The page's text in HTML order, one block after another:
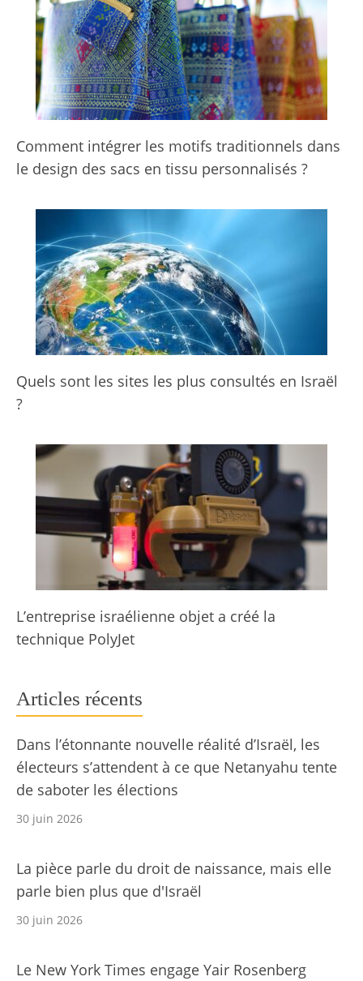
Comment intégrer les motifs traditionnels dans
le design des sacs en tissu personnalisés ?
Quels sont les sites les plus consultés en Israël
?
L’entreprise israélienne objet a créé la
technique PolyJet
Articles récents
Dans l’étonnante nouvelle réalité d’Israël, les
électeurs s’attendent à ce que Netanyahu tente
de saboter les élections
30 juin 2026
La pièce parle du droit de naissance, mais elle
parle bien plus que d'Israël
30 juin 2026
Le New York Times engage Yair Rosenberg